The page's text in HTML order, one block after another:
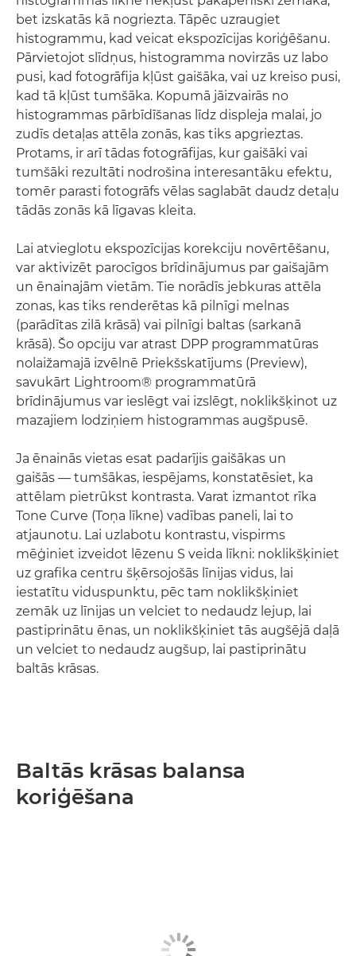
bet izskatās kā nogriezta. Tāpēc uzraugiet
histogrammu, kad veicat ekspozīcijas koriģēšanu.
Pārvietojot slīdņus, histogramma novirzās uz labo
pusi, kad fotogrāfija kļūst gaišāka, vai uz kreiso pusi,
kad tā kļūst tumšāka. Kopumā jāizvairās no
histogrammas pārbīdīšanas līdz displeja malai, jo
zudīs detaļas attēla zonās, kas tiks apgrieztas.
Protams, ir arī tādas fotogrāfijas, kur gaišāki vai
tumšāki rezultāti nodrošina interesantāku efektu,
tomēr parasti fotogrāfs vēlas saglabāt daudz detaļu
tādās zonās kā līgavas kleita.
Lai atvieglotu ekspozīcijas korekciju novērtēšanu,
var aktivizēt parocīgos brīdinājumus par gaišajām
un ēnainajām vietām. Tie norādīs jebkuras attēla
zonas, kas tiks renderētas kā pilnīgi melnas
(parādītas zilā krāsā) vai pilnīgi baltas (sarkanā
krāsā). Šo opciju var atrast DPP programmatūras
nolaižamajā izvēlnē Priekšskatījums (Preview),
savukārt Lightroom® programmatūrā
brīdinājumus var ieslēgt vai izslēgt, noklikšķinot uz
mazajiem lodziņiem histogrammas augšpusē.
Ja ēnainās vietas esat padarījis gaišākas un
gaišās — tumšākas, iespējams, konstatēsiet, ka
attēlam pietrūkst kontrasta. Varat izmantot rīka
Tone Curve (Toņa līkne) vadības paneli, lai to
atjaunotu. Lai uzlabotu kontrastu, vispirms
mēģiniet izveidot lēzenu S veida līkni: noklikšķiniet
uz grafika centru šķērsojošās līnijas vidus, lai
iestatītu viduspunktu, pēc tam noklikšķiniet
zemāk uz līnijas un velciet to nedaudz lejup, lai
pastiprinātu ēnas, un noklikšķiniet tās augšējā daļā
un velciet to nedaudz augšup, lai pastiprinātu
baltās krāsas.
Baltās krāsas balansa
koriģēšana